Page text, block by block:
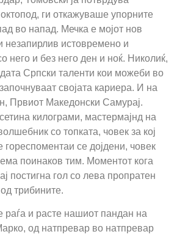
ги откажуваше упорните
во напад. Мечка е мојот нов
незапирлив истовремено и
него и без него ден и ноќ. Николиќ,
Српски таленти кои можеби во
својата кариера. И на
Првиот Македонски Самурај.
килограми, мастермајнд на
со топката, човек за кој
се дојдени, човек
поинаков тим. Моментот кога
постигна гол со лева пропратен
трибините.
раѓа и расте нашиот пандан на
од натпревар во натпревар